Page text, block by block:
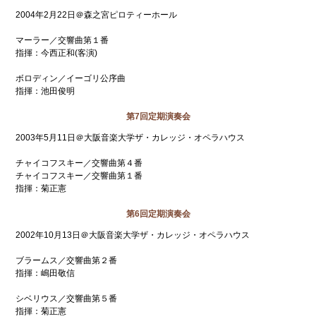
2004年2月22日＠森之宮ピロティーホール
マーラー／交響曲第１番
指揮：今西正和(客演)
ボロディン／イーゴリ公序曲
指揮：池田俊明
第7回定期演奏会
2003年5月11日＠大阪音楽大学ザ・カレッジ・オペラハウス
チャイコフスキー／交響曲第４番
チャイコフスキー／交響曲第１番
指揮：菊正憲
第6回定期演奏会
2002年10月13日＠大阪音楽大学ザ・カレッジ・オペラハウス
ブラームス／交響曲第２番
指揮：嶋田敬信
シベリウス／交響曲第５番
指揮：菊正憲